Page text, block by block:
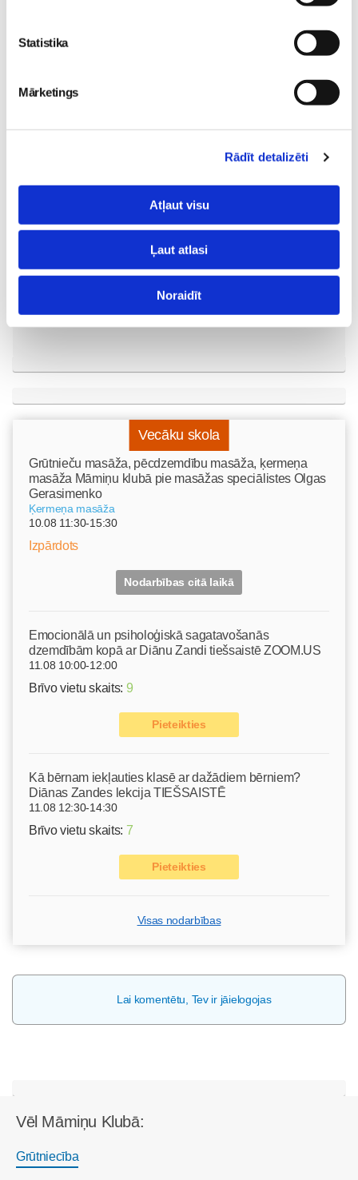
Statistika
Mārketings
Rādīt detalizēti
Atļaut visu
Ļaut atlasi
Noraidīt
Vecāku skola
Grūtnieču masāža, pēcdzemdību masāža, ķermeņa
masāža Māmiņu klubā pie masāžas speciālistes Olgas
Gerasimenko
Ķermeņa masāža
10.08 11:30-15:30
Izpārdots
Nodarbības citā laikā
Emocionālā un psiholoģiskā sagatavošanās
dzemdībām kopā ar Diānu Zandi tiešsaistē ZOOM.US
11.08 10:00-12:00
Brīvo vietu skaits: 9
Pieteikties
Kā bērnam iekļauties klasē ar dažādiem bērniem?
Diānas Zandes lekcija TIEŠSAISTĒ
11.08 12:30-14:30
Brīvo vietu skaits: 7
Pieteikties
Visas nodarbības
Lai komentētu, Tev ir jāielogojas
Vēl Māmiņu Klubā:
Grūtniecība